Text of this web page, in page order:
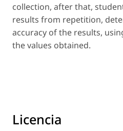
collection, after that,
results from repetition,
accuracy of the results,
the values obtained.
Licencia